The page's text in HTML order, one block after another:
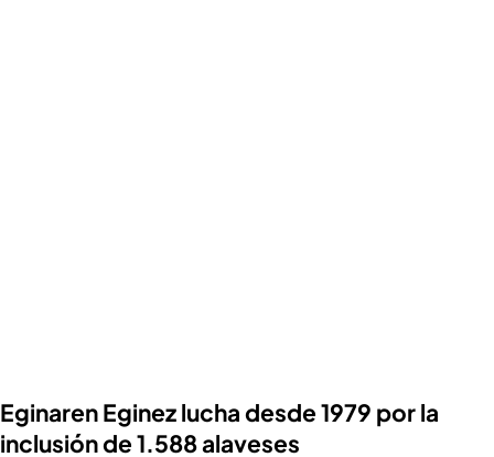
Eginaren Eginez lucha desde 1979 por la
inclusión de 1.588 alaveses